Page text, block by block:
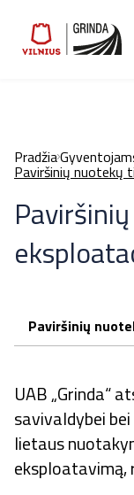
Pradžia
Paviršinių
UAB „Grinda“
savivaldybei
lietaus
eksploatavimą,